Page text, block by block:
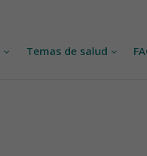
Temas de salud